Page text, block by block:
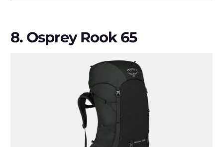
8. Osprey Rook 65